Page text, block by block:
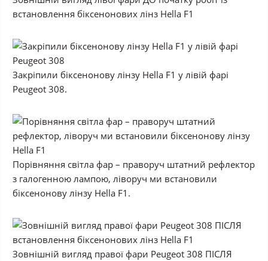
встановлення біксенонових лінз Hella F1
Закріпили біксенонову лінзу Hella F1 у лівій фарі
Peugeot 308.
Порівняння світла фар – праворуч штатний рефлектор
з галогенною лампою, ліворуч ми встановили
біксенонову лінзу Hella F1.
Зовнішній вигляд правої фари Peugeot 308 ПІСЛЯ